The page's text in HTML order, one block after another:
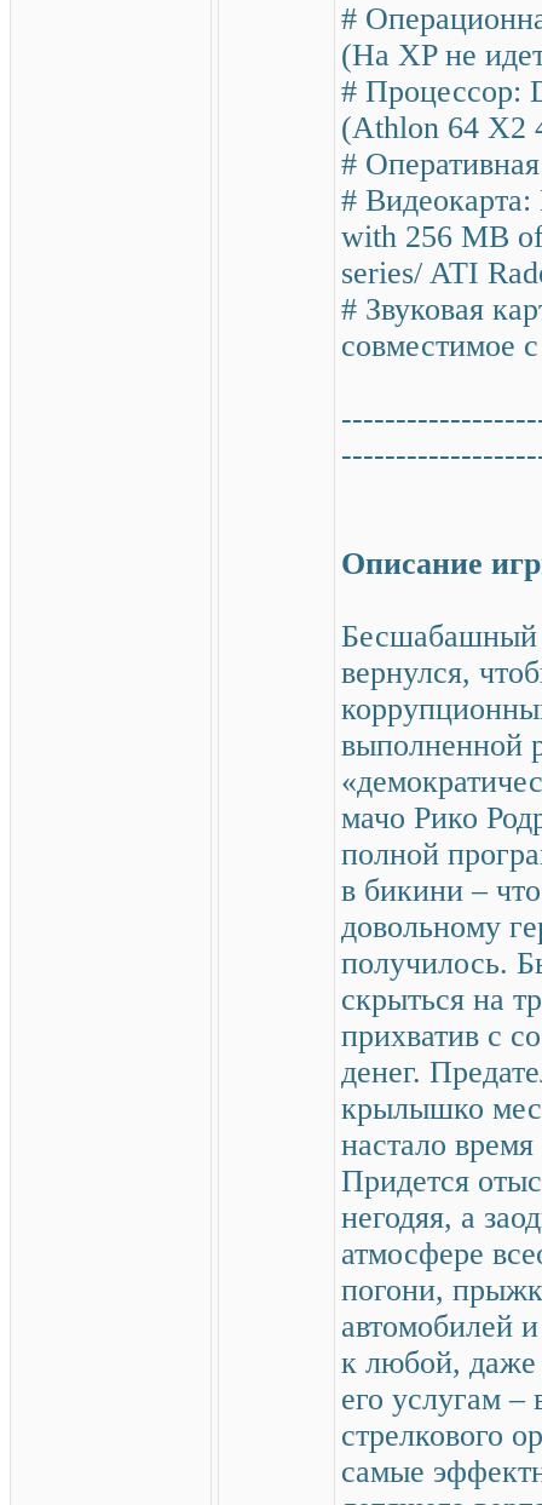
#
(На XP не
# Процессор:
(Athlon 64 X2
#
#
with 256 MB
series/ ATI
# Звуковая
совместимое
Описание
Бесшабашный
вернулся,
выполненной
мачо Рико
полной
в бикини –
довольному
получилось.
скрыться на
прихватив с
денег.
крылышко
настало
Придется
негодяя, а
атмосфере
погони,
автомобилей
к любой, даже
его услугам
стрелкового
самые